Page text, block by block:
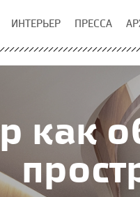
ИНТЕРЬЕР ПРЕССА
как